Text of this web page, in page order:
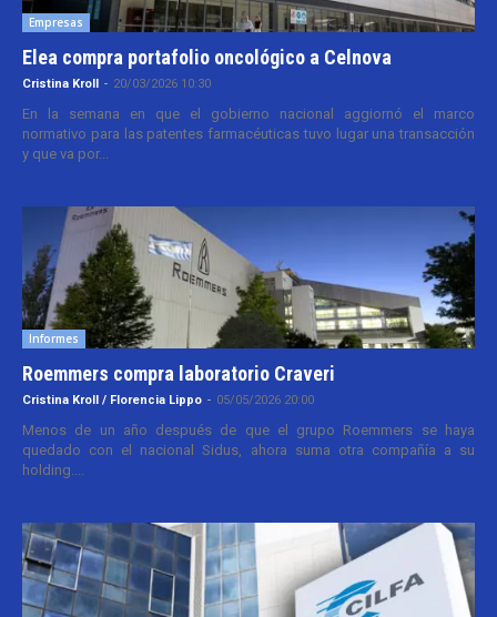
Empresas
Elea compra portafolio oncológico a Celnova
Cristina Kroll - 20/03/2026 10:30
En la semana en que el gobierno nacional aggiornó el marco
normativo para las patentes farmacéuticas tuvo lugar una transacción
y que va por...
Informes
Roemmers compra laboratorio Craveri
Cristina Kroll / Florencia Lippo - 05/05/2026 20:00
Menos de un año después de que el grupo Roemmers se haya
quedado con el nacional Sidus, ahora suma otra compañía a su
holding....